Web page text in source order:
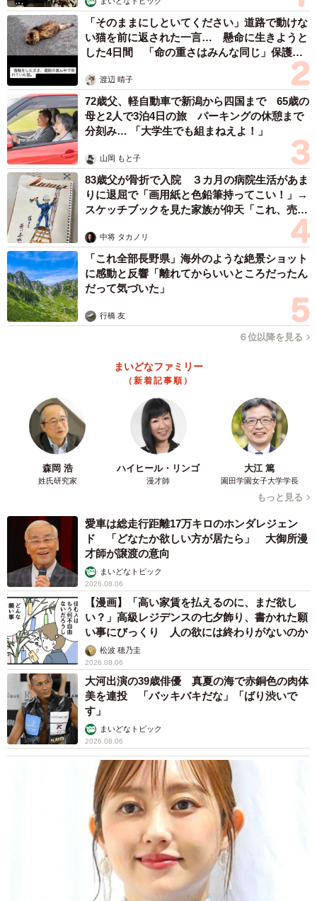
3/5
家族ぐるみの付き合いがアダとなり、ある日「彼氏のお母さん」からア
ヤエさんの携帯に着信が……
やがてアヤエさんはダーツバーでアルバイトを始めること
になり、その店の同僚だった同じ歳の男性と付き合うこと
になりました。アヤエさん、23歳の頃のことでした。
その家族にも認められるところとなり、やはり実家にも普
通に出入り。家族ぐるみでご飯を食べるような和気あいあ
いとした関係になったそうですが、ある日のこと、彼氏を
飛び越え、お母さんから携帯に着信が。
「もしもしアヤエさん？ ちょっと話したいことがあるん
だけど、良いかしら？」。アヤエさんはいつも通り「は
彼氏のお母さんに言ったそうですが、そこでまた衝撃の通
達が……。
「アヤエさん、あのね……言いにくいんだけど、うちの子
とはもう付き合わないであげてほしいの。うちの子、ああ
見えて、自分の意見とか言えない子でね。本音ではどうや
ら別の子のことが好きで、そのことで悩んでアヤエさんが
帰った後、毎晩家で暴れたりするようになっていて。本当
にごめんなさいね。これ以上うちの子に関わらないほう
が、アヤエさんの将来のためにも良いと思うしね」。
ここでも結びは「アヤエさんの将来のためにも良いと思
う」。アヤエさんはショックのあまりまた号泣したそうで
す。もちろん、今回もまた当の彼氏とは対面せず、そのま
ま追求することもなく、アヤエさんは断腸の思いで身を引
いたとのことです。
【その3】彼氏のお母さんに飼っていたトイプー
ドルを奪われた26歳
「そのままにしといてください」道路で動けな
い猫を前に返された一言… 懸命に生きようと
した4日間 「命の重さはみんな同じ」保護団
渡辺 晴子
72歳父、軽自動車で新潟から四国まで 65歳の
母と2人で3泊4日の旅 パーキングの休憩まで
分刻み… 「大学生でも組まねえよ！」
山岡 もと子
83歳父が骨折で入院 ３カ月の病院生活があま
りに退屈で「画用紙と色鉛筆持ってこい！」→
スケッチブックを見た家族が仰天「これ、売れ
中将 タカノリ
「これ全部長野県」海外のような絶景ショット
に感動と反響「離れてからいいところだったん
だって気づいた」
行橋 友
６位以降を見る
まいどなファミリー
（新着記事順）
森岡 浩
姓氏研究家
ハイヒール・リンゴ
漫才師
大江 篤
園田学園女子大学学長
もっと見る
愛車は総走行距離17万キロのホンダレジェン
ド 「どなたか欲しい方が居たら」 大御所漫
才師が譲渡の意向
まいどなトピック
2026.08.06
【漫画】「高い家賃を払えるのに、まだ欲し
い？」高級レジデンスの七夕飾り、書かれた願
い事にびっくり 人の欲には終わりがないのか
松波 穂乃圭
2026.08.06
大河出演の39歳俳優 真夏の海で赤銅色の肉体
美を連投 「バッキバキだな」「ばり渋いで
す」
まいどなトピック
2026.08.06